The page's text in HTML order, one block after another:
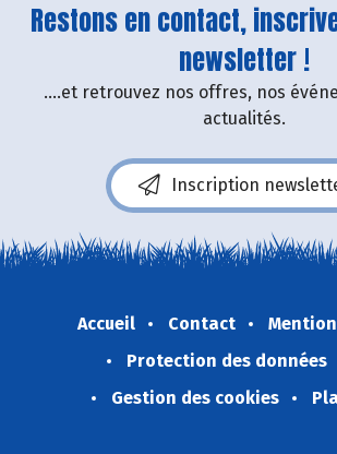
Restons en contact,
newsletter !
....et retrouvez nos offres, nos
actualités.
Inscription
Accueil Contact
Protection des données
Gestion des cookies